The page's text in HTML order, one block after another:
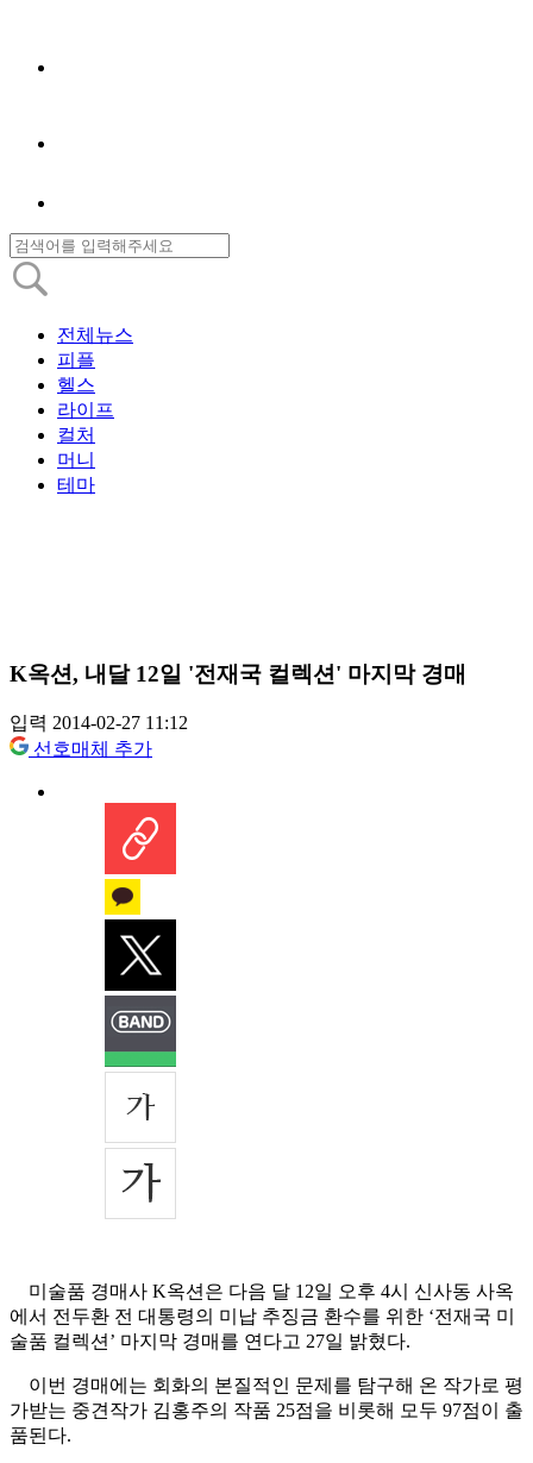
전체뉴스
피플
헬스
라이프
컬처
머니
테마
K옥션, 내달 12일 '전재국 컬렉션' 마지막 경매
입력 2014-02-27 11:12
선호매체 추가
미술품 경매사 K옥션은 다음 달 12일 오후 4시 신사동 사옥
에서 전두환 전 대통령의 미납 추징금 환수를 위한 ‘전재국 미
술품 컬렉션’ 마지막 경매를 연다고 27일 밝혔다.
이번 경매에는 회화의 본질적인 문제를 탐구해 온 작가로 평
가받는 중견작가 김홍주의 작품 25점을 비롯해 모두 97점이 출
품된다.